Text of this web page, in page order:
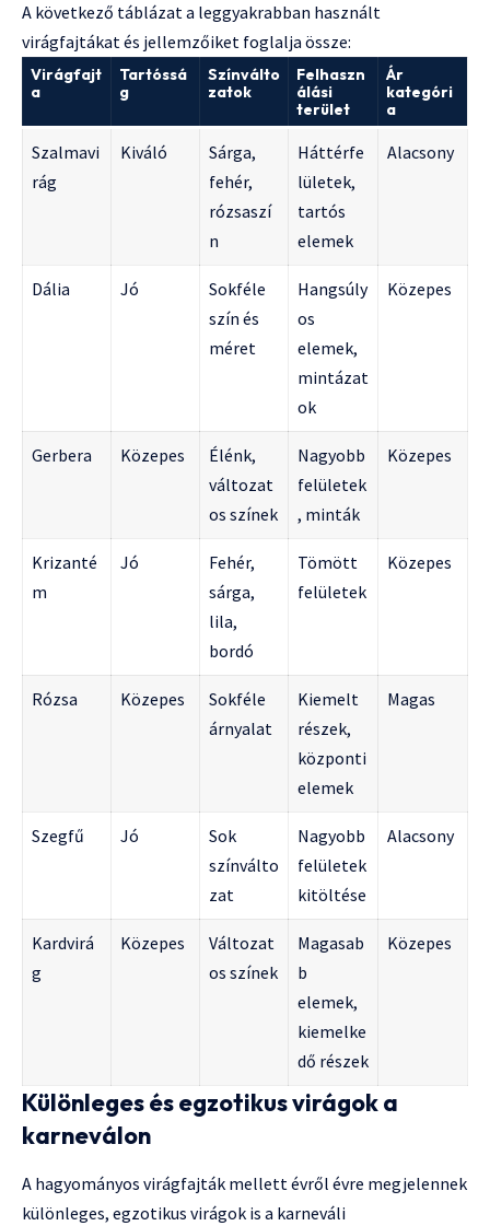
A következő táblázat a leggyakrabban használt
virágfajtákat és jellemzőiket foglalja össze:
Virágfajt
a
Tartóssá
g
Színválto
zatok
Felhaszn
álási
terület
Ár
kategóri
a
Szalmavi
rág
Kiváló
Sárga,
fehér,
rózsaszí
n
Háttérfe
lületek,
tartós
elemek
Alacsony
Dália Jó
Sokféle
szín és
méret
Hangsúly
os
elemek,
mintázat
ok
Közepes
Gerbera Közepes
Élénk,
változat
os színek
Nagyobb
felületek
, minták
Közepes
Krizanté
m
Jó
Fehér,
sárga,
lila,
bordó
Tömött
felületek
Közepes
Rózsa Közepes
Sokféle
árnyalat
Kiemelt
részek,
központi
elemek
Magas
Szegfű Jó
Sok
színválto
zat
Nagyobb
felületek
kitöltése
Alacsony
Kardvirá
g
Közepes
Változat
os színek
Magasab
b
elemek,
kiemelke
dő részek
Közepes
Különleges és egzotikus virágok a
karneválon
A hagyományos virágfajták mellett évről évre megjelennek
különleges, egzotikus virágok is a karneváli